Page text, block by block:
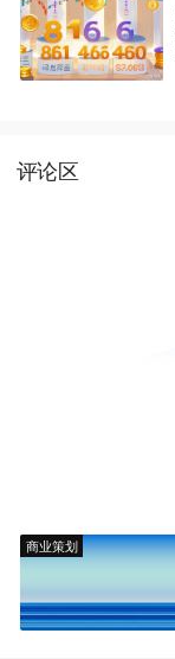
评论区
商业策划